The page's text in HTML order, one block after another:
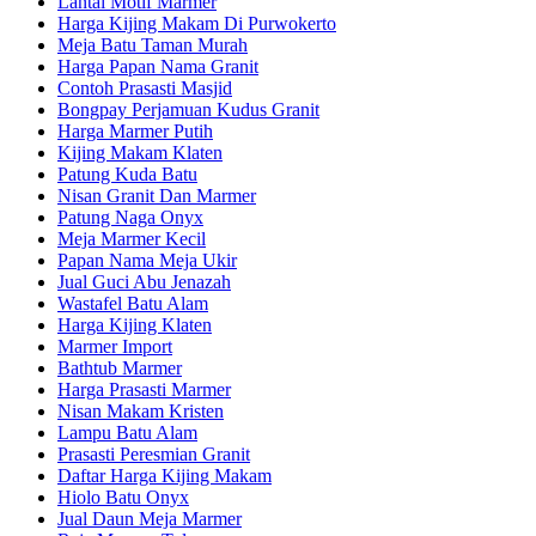
Harga Kijing Makam Di Purwokerto
Meja Batu Taman Murah
Harga Papan Nama Granit
Contoh Prasasti Masjid
Bongpay Perjamuan Kudus Granit
Harga Marmer Putih
Kijing Makam Klaten
Patung Kuda Batu
Nisan Granit Dan Marmer
Patung Naga Onyx
Meja Marmer Kecil
Papan Nama Meja Ukir
Jual Guci Abu Jenazah
Wastafel Batu Alam
Harga Kijing Klaten
Marmer Import
Bathtub Marmer
Harga Prasasti Marmer
Nisan Makam Kristen
Lampu Batu Alam
Prasasti Peresmian Granit
Daftar Harga Kijing Makam
Hiolo Batu Onyx
Jual Daun Meja Marmer